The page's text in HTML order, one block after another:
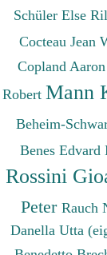
Schüler Else
Cocteau Jean
Copland Aaron
Robert Mann
Beheim-
Benes Edvard
Rossini
Peter Rauch
Danella Utta